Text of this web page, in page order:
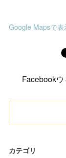
Google Mapsで表
Facebookウ
カテゴリ